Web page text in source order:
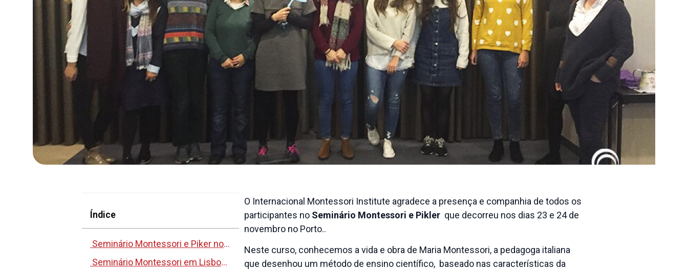
Índice
Seminário Montessori e Piker no Porto 2019
Seminário Montessori em Lisboa 2019
O Internacional Montessori Institute agradece a presença e companhia de todos os
participantes no Seminário Montessori e Pikler que decorreu nos dias 23 e 24 de
novembro no Porto..
Neste curso, conhecemos a vida e obra de Maria Montessori, a pedagoga italiana
que desenhou um método de ensino científico, baseado nas características da